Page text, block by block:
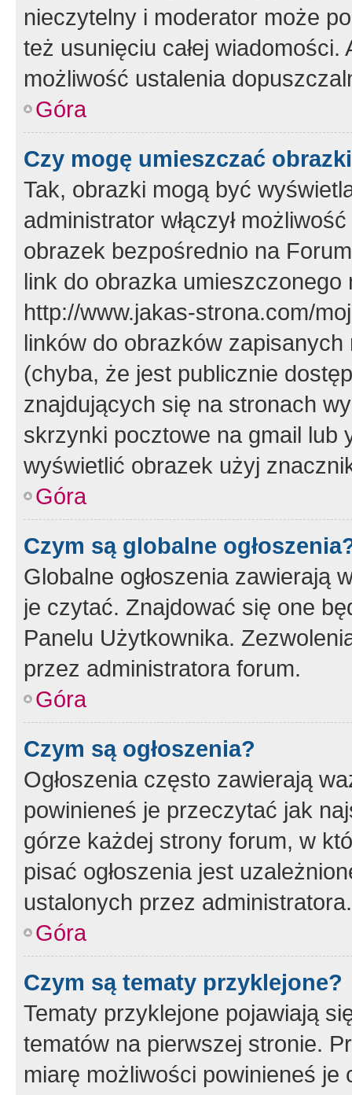
nieczytelny i moderator może
też usunięciu całej
możliwość ustalenia
Góra
Czy mogę umieszczać
Tak, obrazki mogą być
administrator włączył
obrazek bezpośrednio na
link do obrazka
http://www.jakas-strona.com/
linków do obrazków
(chyba, że jest publicznie
znajdujących się na stronach
skrzynki pocztowe na gmail lub
wyświetlić obrazek użyj
Góra
Czym są globalne
Globalne ogłoszenia zawierają
je czytać. Znajdować się one
Panelu Użytkownika.
przez administratora forum.
Góra
Czym są ogłoszenia?
Ogłoszenia często zawierają
powinieneś je przeczytać jak
górze każdej strony forum, w
pisać ogłoszenia jest
ustalonych przez administratora.
Góra
Czym są tematy przyklejone?
Tematy przyklejone pojawiają
tematów na pierwszej stronie.
miarę możliwości powinieneś je